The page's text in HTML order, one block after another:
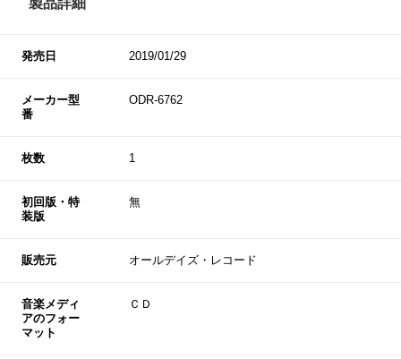
製品詳細
発売日 2019/01/29
メーカー型
番
ODR-6762
枚数 1
初回版・特
装版
無
販売元 オールデイズ・レコード
音楽メディ
アのフォー
マット
ＣＤ